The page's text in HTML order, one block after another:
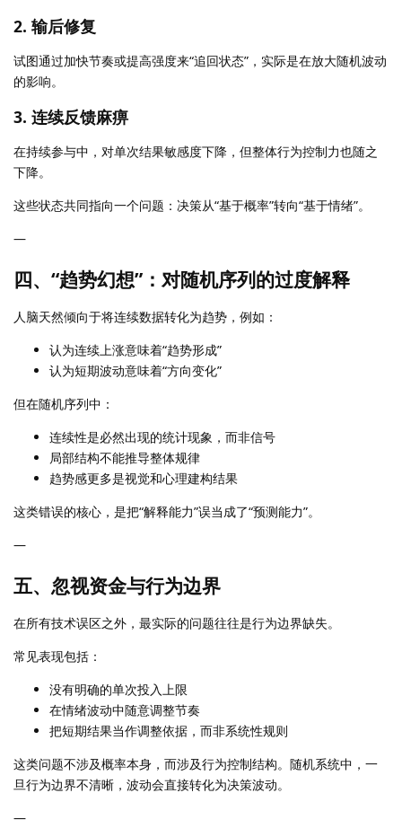
2. 输后修复
试图通过加快节奏或提高强度来“追回状态”，实际是在放大随机波动
的影响。
3. 连续反馈麻痹
在持续参与中，对单次结果敏感度下降，但整体行为控制力也随之
下降。
这些状态共同指向一个问题：决策从“基于概率”转向“基于情绪”。
—
四、“趋势幻想”：对随机序列的过度解释
人脑天然倾向于将连续数据转化为趋势，例如：
认为连续上涨意味着“趋势形成”
认为短期波动意味着“方向变化”
但在随机序列中：
连续性是必然出现的统计现象，而非信号
局部结构不能推导整体规律
趋势感更多是视觉和心理建构结果
这类错误的核心，是把“解释能力”误当成了“预测能力”。
—
五、忽视资金与行为边界
在所有技术误区之外，最实际的问题往往是行为边界缺失。
常见表现包括：
没有明确的单次投入上限
在情绪波动中随意调整节奏
把短期结果当作调整依据，而非系统性规则
这类问题不涉及概率本身，而涉及行为控制结构。随机系统中，一
旦行为边界不清晰，波动会直接转化为决策波动。
—